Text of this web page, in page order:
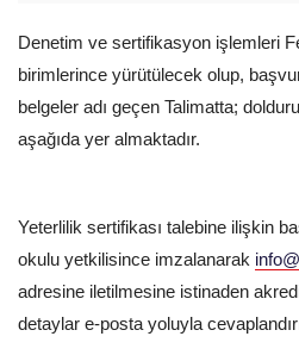
Denetim ve sertifikasyon işlemleri
birimlerince yürütülecek olup,
belgeler adı geçen Talimatta;
aşağıda yer almaktadır.
Yeterlilik sertifikası talebine ilişkin
okulu yetkilisince imzalanarak
adresine iletilmesine istinaden
detaylar e-posta yoluyla